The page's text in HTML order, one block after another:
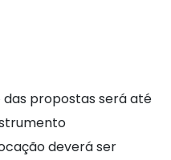
propostas será até
deverá ser